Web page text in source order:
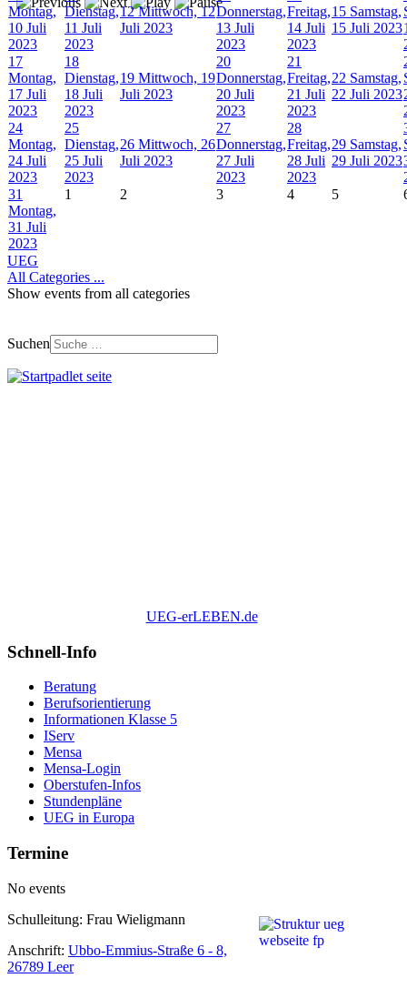
Montag,
10 Juli
2023
Dienstag,
11 Juli
2023
12 Mittwoch, 12
Juli 2023
Donnerstag,
13 Juli
2023
Freitag,
14 Juli
2023
15 Samstag,
15 Juli 2023
17
Montag,
17 Juli
2023
18
Dienstag,
18 Juli
2023
19 Mittwoch, 19
Juli 2023
20
Donnerstag,
20 Juli
2023
21
Freitag,
21 Juli
2023
22 Samstag,
22 Juli 2023
24
Montag,
24 Juli
2023
25
Dienstag,
25 Juli
2023
26 Mittwoch, 26
Juli 2023
27
Donnerstag,
27 Juli
2023
28
Freitag,
28 Juli
2023
29 Samstag,
29 Juli 2023
31
Montag,
31 Juli
2023
1 2 3 4 5
UEG
All Categories ...
Show events from all categories
Suchen
UEG-erLEBEN.de
Schnell-Info
Beratung
Berufsorientierung
Informationen Klasse 5
IServ
Mensa
Mensa-Login
Oberstufen-Infos
Stundenpläne
UEG in Europa
Termine
No events
Schulleitung: Frau Wieligmann
Anschrift: Ubbo-Emmius-Straße 6 - 8,
26789 Leer